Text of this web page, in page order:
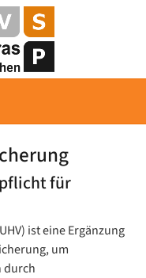
für
ist eine Ergänzung
um
durch